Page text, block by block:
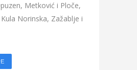
Metković i Ploče,
Norinska, Zažablje i